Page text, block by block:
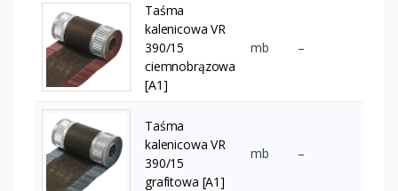
Taśma
kalenicowa VR
390/15
ciemnobrązowa
[A1]
mb –
Taśma
kalenicowa VR
390/15
grafitowa [A1]
mb –